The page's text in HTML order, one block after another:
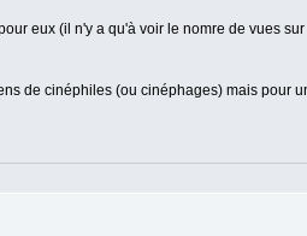
eux (il n'y a qu'à voir le nomre de vues
de cinéphiles (ou cinéphages) mais pour